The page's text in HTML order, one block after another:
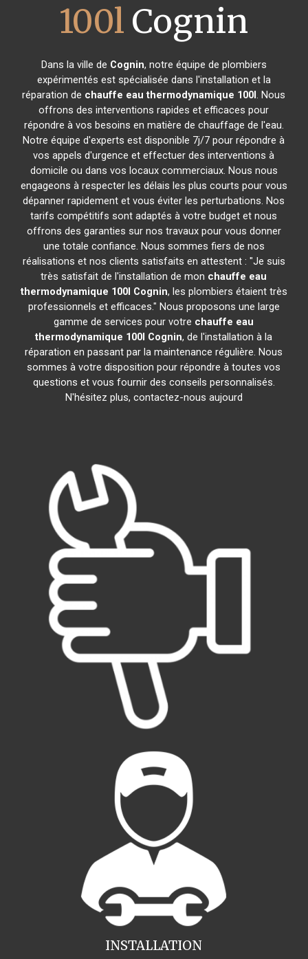
100l Cognin
Dans la ville de Cognin, notre équipe de plombiers
expérimentés est spécialisée dans l'installation et la
réparation de chauffe eau thermodynamique 100l. Nous
offrons des interventions rapides et efficaces pour
répondre à vos besoins en matière de chauffage de l'eau.
Notre équipe d'experts est disponible 7j/7 pour répondre à
vos appels d'urgence et effectuer des interventions à
domicile ou dans vos locaux commerciaux. Nous nous
engageons à respecter les délais les plus courts pour vous
dépanner rapidement et vous éviter les perturbations. Nos
tarifs compétitifs sont adaptés à votre budget et nous
offrons des garanties sur nos travaux pour vous donner
une totale confiance. Nous sommes fiers de nos
réalisations et nos clients satisfaits en attestent : "Je suis
très satisfait de l'installation de mon chauffe eau
thermodynamique 100l Cognin, les plombiers étaient très
professionnels et efficaces." Nous proposons une large
gamme de services pour votre chauffe eau
thermodynamique 100l Cognin, de l'installation à la
réparation en passant par la maintenance régulière. Nous
sommes à votre disposition pour répondre à toutes vos
questions et vous fournir des conseils personnalisés.
N'hésitez plus, contactez-nous aujourd
INSTALLATION